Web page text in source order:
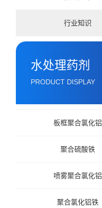
行业知识
水处理药剂
PRODUCT DISPLAY
板框聚合氯化铝
聚合硫酸铁
喷雾聚合氯化铝
聚合氯化铝铁